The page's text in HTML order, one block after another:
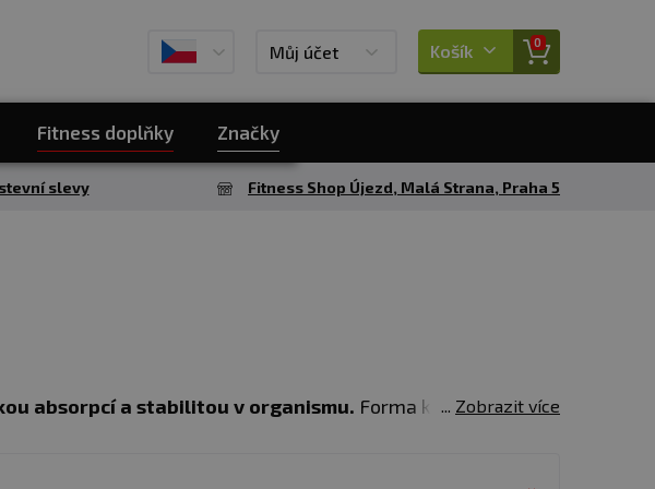
Můj účet Košík 0
Fitness doplňky Značky
slevy Fitness Shop Újezd, Malá Strana, Praha 5
absorpcí a stabilitou v organismu. Forma kapslí je ideální
Zobrazit více